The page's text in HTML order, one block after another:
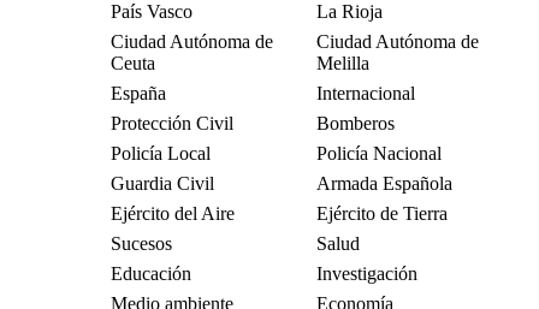
País Vasco
La Rioja
Ciudad Autónoma de
Ceuta
Ciudad Autónoma de
Melilla
España
Internacional
Protección Civil
Bomberos
Policía Local
Policía Nacional
Guardia Civil
Armada Española
Ejército del Aire
Ejército de Tierra
Sucesos
Salud
Educación
Investigación
Medio ambiente
Economía